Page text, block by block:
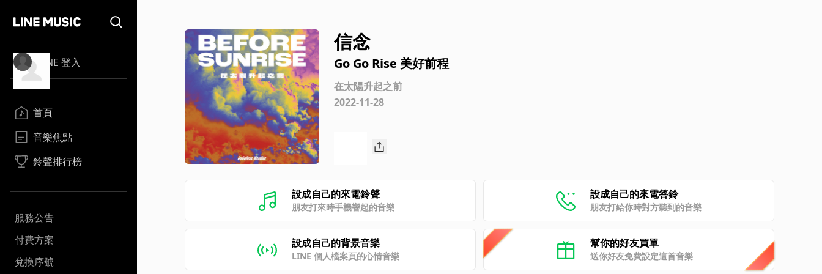
LINE 登入
首頁
音樂焦點
鈴聲排行榜
服務公告
付費方案
兌換序號
信念
Go Go Rise 美好前程
在太陽升起之前
2022-11-28
設成自己的來電鈴聲
朋友打來時手機響起的音樂
設成自己的來電答鈴
朋友打給你時對方聽到的音樂
設成自己的背景音樂
LINE 個人檔案頁的心情音樂
幫你的好友買單
送你好友免費設定這首音樂